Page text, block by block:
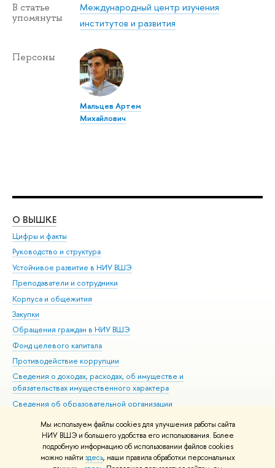
Мы используем файлы cookies для улучшения работы сайта
НИУ ВШЭ и большего удобства его использования. Более
подробную информацию об использовании файлов cookies
можно найти здесь, наши правила обработки персональных
В статье
упомянуты
Международный центр изучения
институтов и развития
Персоны
Мальцев Артем
Михайлович
О ВЫШКЕ
Цифры и факты
Руководство и структура
Устойчивое развитие в НИУ ВШЭ
Преподаватели и сотрудники
Корпуса и общежития
Закупки
Обращения граждан в НИУ ВШЭ
Фонд целевого капитала
Противодействие коррупции
Сведения о доходах, расходах, об имуществе и
обязательствах имущественного характера
Сведения об образовательной организации
Людям с ограниченными возможностями здоровья
Единая платежная страница
Работа в Вышке